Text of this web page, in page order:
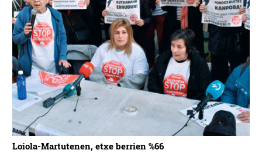
Loiola-Martutenen, etxe berrien %66